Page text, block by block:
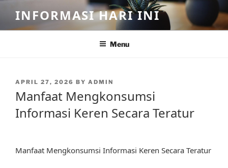
content
INFORMASI HARI INI
Menu
POSTED
APRIL 27, 2026 BY ADMIN
Manfaat Mengkonsumsi
Informasi Keren Secara Teratur
Manfaat Mengkonsumsi Informasi Keren Secara Teratur